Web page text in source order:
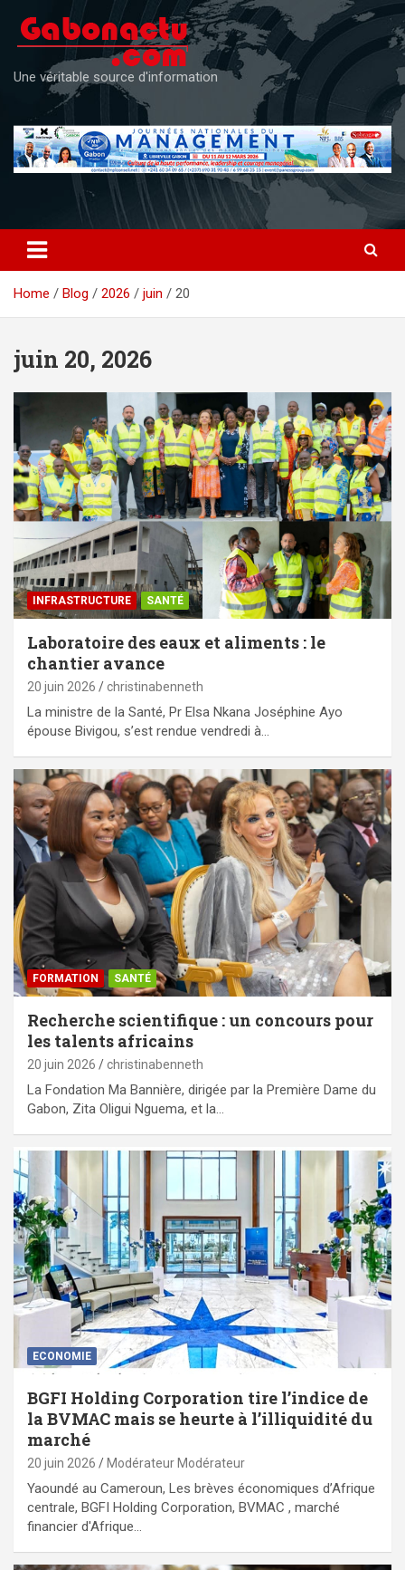
content
Une véritable source d'information
Home Blog 2026 juin 20
juin 20, 2026
⁠INFRASTRUCTURE SANTÉ
Laboratoire des eaux et aliments : le
chantier avance
20 juin 2026 christinabenneth
La ministre de la Santé, Pr Elsa Nkana Joséphine Ayo
épouse Bivigou, s’est rendue vendredi à…
FORMATION SANTÉ
Recherche scientifique : un concours pour
les talents africains
20 juin 2026 christinabenneth
La Fondation Ma Bannière, dirigée par la Première Dame du
Gabon, Zita Oligui Nguema, et la…
ECONOMIE
BGFI Holding Corporation tire l’indice de
la BVMAC mais se heurte à l’illiquidité du
marché
20 juin 2026 Modérateur Modérateur
Yaoundé au Cameroun, Les brèves économiques d’Afrique
centrale, BGFI Holding Corporation, BVMAC , marché
financier d'Afrique…